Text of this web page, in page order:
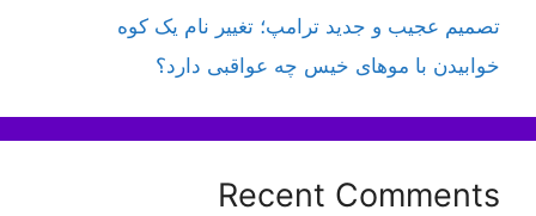
تصمیم عجیب و جدید ترامپ؛ تغییر نام یک کوه
خوابیدن با موهای خیس چه عواقبی دارد؟
Recent Comments